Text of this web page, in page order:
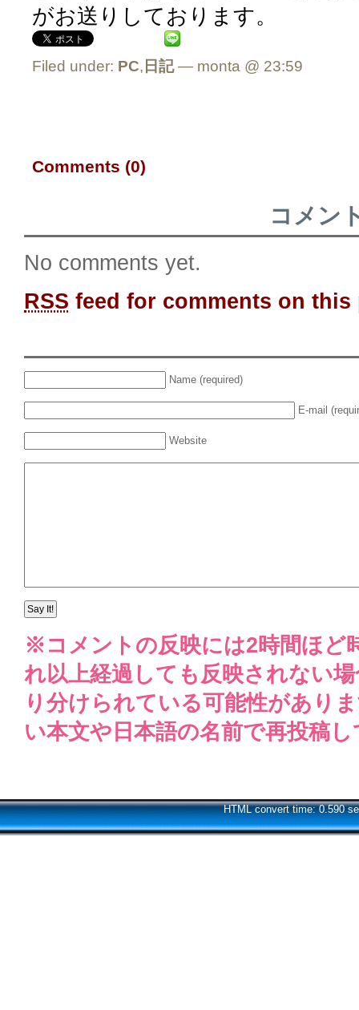
がお送りしております。
Filed under: PC, 日記— monta @ 23:59
Comments (0)
コメン
No comments yet.
RSS feed for comments on this
Name (required)
E-mail
Website
※コメントの反映には2時間ほど
れ以上経過しても反映されない
り分けられている可能性があり
い本文や日本語の名前で再投稿
HTML convert time: 0.590